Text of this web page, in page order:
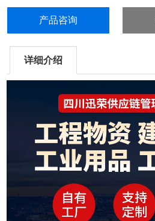
产品咨询
详细介绍